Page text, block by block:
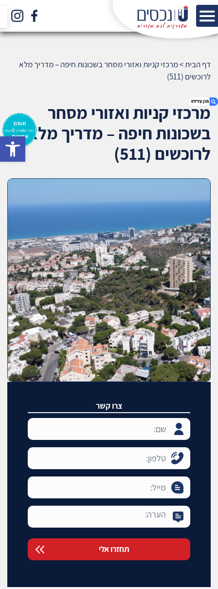
1. מרכזי קניות ואזורי מסחר בשכונות חיפה – מדריך
מלא לרוכשים (511)
3. שאלתם ? ענינו !
דף הבית>מרכזי קניות ואזורי מסחר בשכונות חיפה – מדריך מלא
לרוכשים (511)
מרכזי קניות ואזורי מסחר
בשכונות חיפה – מדריך מלא
לרוכשים (511)
צרו קשר